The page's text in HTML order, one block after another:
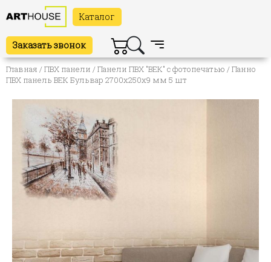
Каталог
Заказать звонок
Главная /ПВХ панели /Панели ПВХ "ВЕК" с фотопечатью / Панно
ПВХ панель ВЕК Бульвар 2700х250х9 мм 5 шт